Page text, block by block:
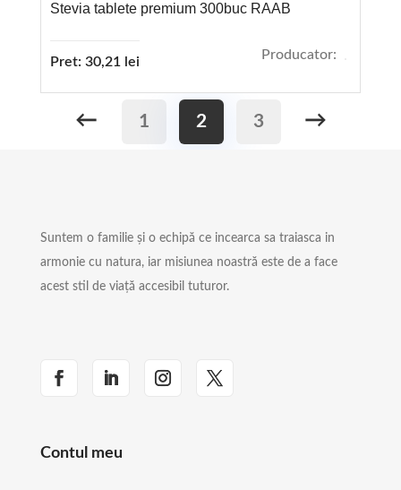
Stevia tablete premium 300buc RAAB
Pret: 30,21 lei Producator:
← 1 2 3 →
Suntem o familie și o echipă ce incearca sa traiasca in
armonie cu natura, iar misiunea noastră este de a face
acest stil de viață accesibil tuturor.
Contul meu